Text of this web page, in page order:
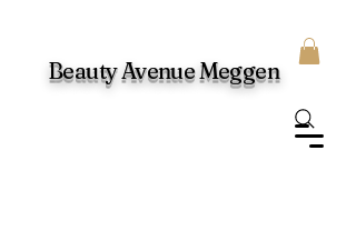
Beauty Avenue Meggen